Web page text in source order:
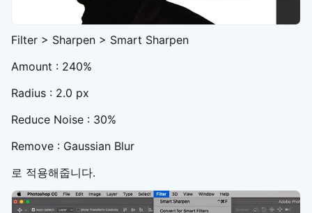
Filter > Sharpen > Smart Sharpen
Amount : 240%
Radius : 2.0 px
Reduce Noise : 30%
Remove : Gaussian Blur
로 적용해줍니다.